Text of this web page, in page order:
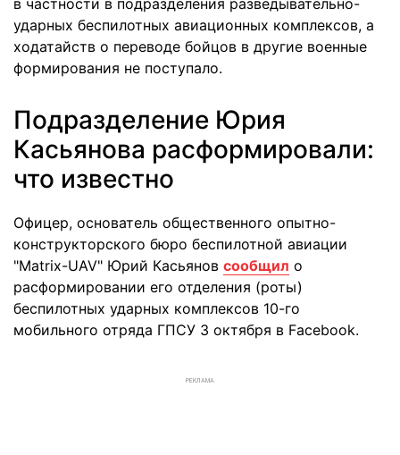
в частности в подразделения разведывательно-
ударных беспилотных авиационных комплексов, а
ходатайств о переводе бойцов в другие военные
формирования не поступало.
Подразделение Юрия
Касьянова расформировали:
что известно
Офицер, основатель общественного опытно-
конструкторского бюро беспилотной авиации
"Matrix-UAV" Юрий Касьянов сообщил о
расформировании его отделения (роты)
беспилотных ударных комплексов 10-го
мобильного отряда ГПСУ 3 октября в Facebook.
РЕКЛАМА